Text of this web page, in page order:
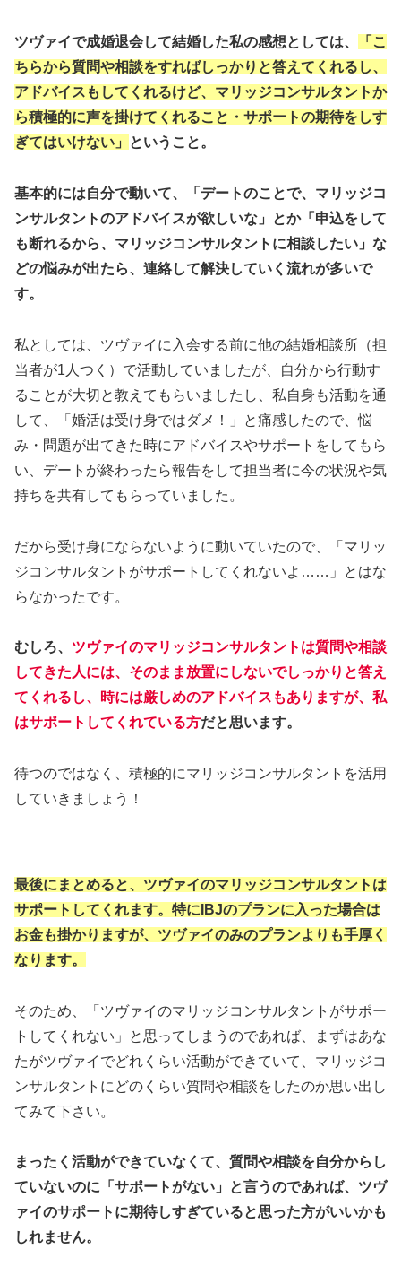
ツヴァイで成婚退会して結婚した私の感想としては、
「こ
ちらから質問や相談をすればしっかりと答えてくれるし、
アドバイスもしてくれるけど、マリッジコンサルタントか
ら積極的に声を掛けてくれること・サポートの期待をしす
ぎてはいけない」
ということ。
基本的には自分で動いて、「デートのことで、マリッジコ
ンサルタントのアドバイスが欲しいな」とか「申込をして
も断れるから、マリッジコンサルタントに相談したい」な
どの悩みが出たら、連絡して解決していく流れが多いで
す。
私としては、ツヴァイに入会する前に他の結婚相談所（担
当者が1人つく）で活動していましたが、自分から行動す
ることが大切と教えてもらいましたし、私自身も活動を通
して、「婚活は受け身ではダメ！」と痛感したので、悩
み・問題が出てきた時にアドバイスやサポートをしてもら
い、デートが終わったら報告をして担当者に今の状況や気
持ちを共有してもらっていました。
だから受け身にならないように動いていたので、「マリッ
ジコンサルタントがサポートしてくれないよ……」とはな
らなかったです。
むしろ、 ツヴァイのマリッジコンサルタントは質問や相談
してきた人には、そのまま放置にしないでしっかりと答え
てくれるし、時には厳しめのアドバイスもありますが、私
はサポートしてくれている方だと思います。
待つのではなく、積極的にマリッジコンサルタントを活用
していきましょう！
最後にまとめると、ツヴァイのマリッジコンサルタントは
サポートしてくれます。特にIBJのプランに入った場合は
お金も掛かりますが、ツヴァイのみのプランよりも手厚く
なります。
そのため、「ツヴァイのマリッジコンサルタントがサポー
トしてくれない」と思ってしまうのであれば、まずはあな
たがツヴァイでどれくらい活動ができていて、マリッジコ
ンサルタントにどのくらい質問や相談をしたのか思い出し
てみて下さい。
まったく活動ができていなくて、質問や相談を自分からし
ていないのに「サポートがない」と言うのであれば、ツヴ
ァイのサポートに期待しすぎていると思った方がいいかも
しれません。